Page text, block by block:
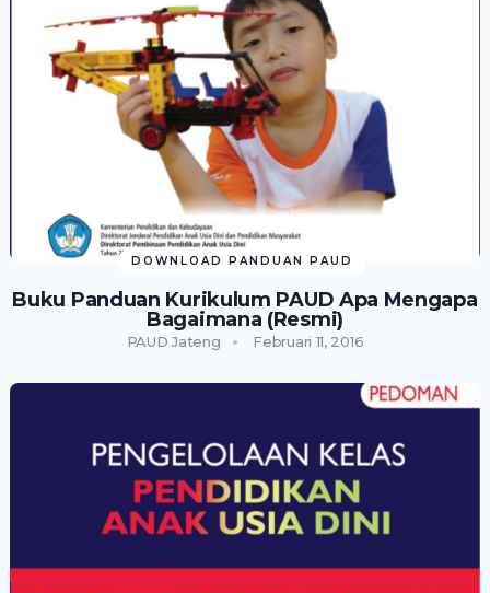
DOWNLOAD PANDUAN PAUD
Buku Panduan Kurikulum PAUD Apa Mengapa
Bagaimana (Resmi)
PAUD Jateng Februari 11, 2016